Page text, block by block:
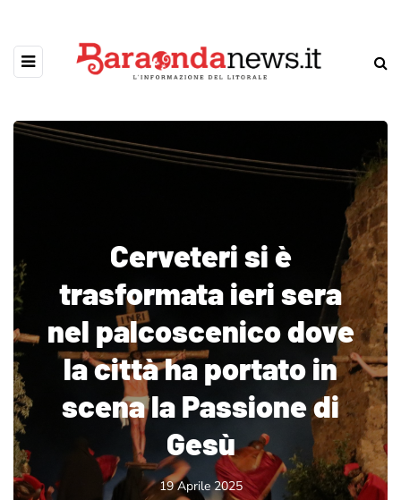
Cerveteri si è
trasformata ieri sera
nel palcoscenico dove
la città ha portato in
scena la Passione di
Gesù
19 Aprile 2025